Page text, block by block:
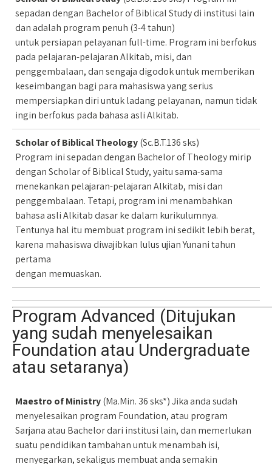
sepadan dengan Bachelor of Biblical Study di institusi lain
dan adalah program penuh (3-4 tahun)
untuk persiapan pelayanan full-time. Program ini berfokus
pada pelajaran-pelajaran Alkitab, misi, dan
penggembalaan, dan sengaja digodok untuk memberikan
keseimbangan bagi para mahasiswa yang serius
mempersiapkan diri untuk ladang pelayanan, namun tidak
ingin berfokus pada bahasa asli Alkitab.
Scholar of Biblical Theology(Sc.B.T.136 sks)
Program ini sepadan dengan Bachelor of Theology mirip
dengan Scholar of Biblical Study, yaitu sama-sama
menekankan pelajaran-pelajaran Alkitab, misi dan
penggembalaan. Tetapi, program ini menambahkan
bahasa asli Alkitab dasar ke dalam kurikulumnya.
Tentunya hal itu membuat program ini sedikit lebih berat,
karena mahasiswa diwajibkan lulus ujian Yunani tahun
pertama
dengan memuaskan.
Program Advanced (Ditujukan
yang sudah menyelesaikan
Foundation atau Undergraduate
atau setaranya)
Maestro of Ministry(Ma.Min. 36 sks*) Jika anda sudah
menyelesaikan program Foundation, atau program
Sarjana atau Bachelor dari institusi lain, dan memerlukan
suatu pendidikan tambahan untuk menambah isi,
menyegarkan, sekaligus membuat anda semakin